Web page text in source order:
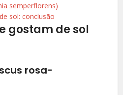
semperflorens)
sol: conclusão
gostam de sol
rosa-